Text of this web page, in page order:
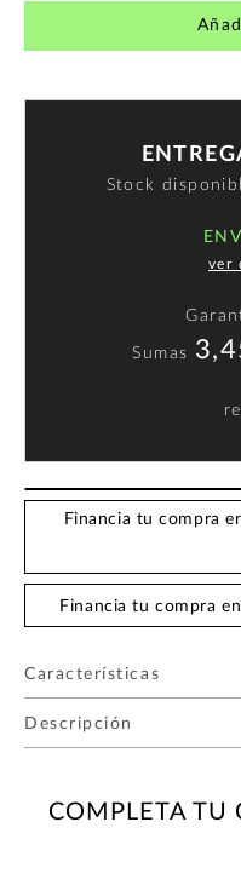
Stock
ver
Sumas
Financia tu compra
Financia tu compra
Características
Descripción
COMPLETA TU